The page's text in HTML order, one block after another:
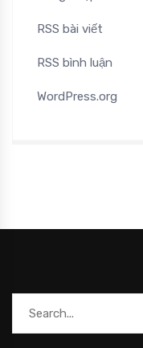
RSS bài viết
RSS bình luận
WordPress.org